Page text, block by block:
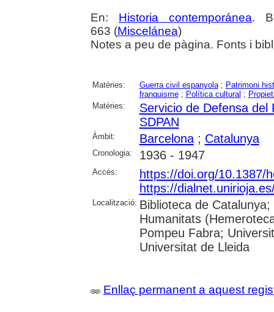
En: Historia contemporánea.
663 (Miscelánea)
Notes a peu de pàgina. Fonts i
Matèries: Guerra civil espanyola; Patrimoni
franquisme; Política cultural ;
Matèries:
Servicio de Defensa
SDPAN
Àmbit: Barcelona; Catalunya
Cronologia: 1936 - 1947
Accés:
https://doi.org/10.1387/
https://
Localització: Biblioteca de
Humanitats
Pompeu Fabra;
Universitat de Lleida
Enllaç permanent a aquest